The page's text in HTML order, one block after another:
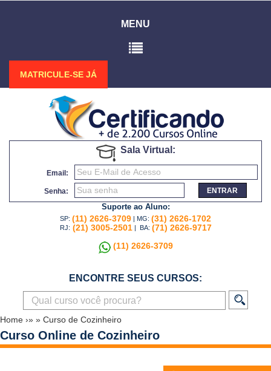
MENU
MATRICULE-SE JÁ
Sala Virtual:
Email:
Senha: ENTRAR
Suporte ao Aluno:
SP: (11) 2626-3709 | MG: (31) 2626-1702
RJ: (21) 3005-2501 | BA: (71) 2626-9717
(11) 2626-3709
ENCONTRE SEUS CURSOS:
Home ›» » Curso de Cozinheiro
Curso Online de Cozinheiro